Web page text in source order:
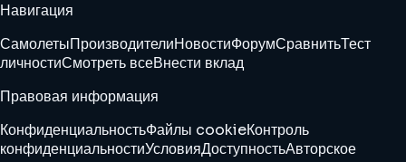
Навигация
СамолетыПроизводителиНовостиФорумСравнитьТест
личностиСмотреть всеВнести вклад
Правовая информация
КонфиденциальностьФайлы cookieКонтроль
конфиденциальностиУсловияДоступностьАвторское